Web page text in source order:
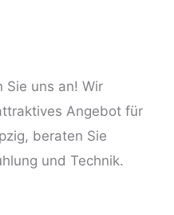
Sie uns an! Wir
Angebot für
beraten Sie
und Technik.